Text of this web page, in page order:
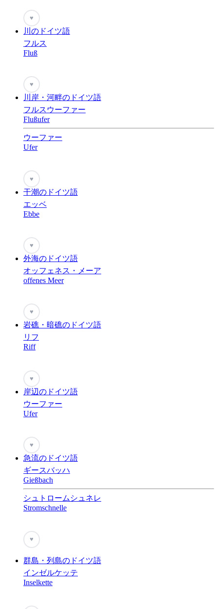
♥
川のドイツ語
フルス
Fluß
♥
川岸・河畔のドイツ語
フルスウーファー
Flußufer
ウーファー
Ufer
♥
干潮のドイツ語
エッベ
Ebbe
♥
外海のドイツ語
オッフェネス・メーア
offenes Meer
♥
岩礁・暗礁のドイツ語
リフ
Riff
♥
岸辺のドイツ語
ウーファー
Ufer
♥
急流のドイツ語
ギースバッハ
Gießbach
シュトロームシュネレ
Stromschnelle
♥
群島・列島のドイツ語
インゼルケッテ
Inselkette